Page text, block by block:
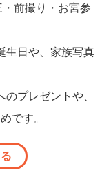
前撮り・お宮参
生日や、家族写真
プレゼントや、
です。